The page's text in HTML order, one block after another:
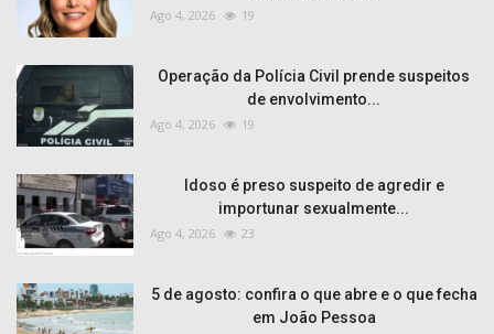
Ago 4, 2026 19
Operação da Polícia Civil prende suspeitos
de envolvimento...
Ago 4, 2026 19
Idoso é preso suspeito de agredir e
importunar sexualmente...
Ago 4, 2026 23
5 de agosto: confira o que abre e o que fecha
em João Pessoa